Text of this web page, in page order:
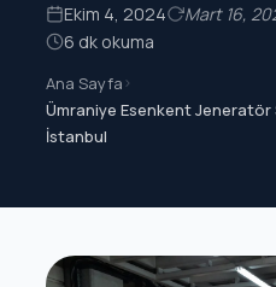
Ekim 4, 2024 Mart 16,
6 dk okuma
Ana Sayfa>
Ümraniye Esenkent Jeneratör
İstanbul